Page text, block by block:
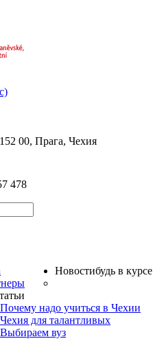
00, Прага, Чехия
478
Новостибудь в курсе
Почему надо учиться в Чехии
Чехия для талантливых
Выбираем вуз